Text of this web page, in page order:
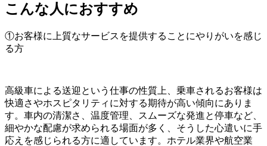
こんな人におすすめ
①お客様に上質なサービスを提供することにやりがいを感じ
る方
高級車による送迎という仕事の性質上、乗車されるお客様は
快適さやホスピタリティに対する期待が高い傾向にありま
す。車内の清潔さ、温度管理、スムーズな発進と停車など、
細やかな配慮が求められる場面が多く、そうした心遣いに手
応えを感じられる方に適しています。ホテル業界や航空業